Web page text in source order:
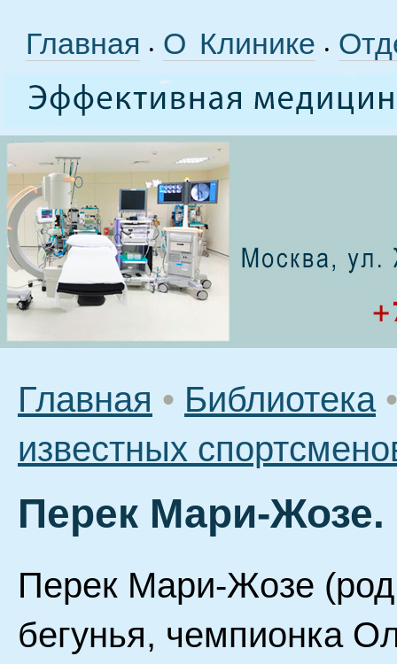
Главная • О Клинике •
Главная • Библиотека •
известных
Перек Мари-
Перек Мари-Жозе
бегунья, чемпионка